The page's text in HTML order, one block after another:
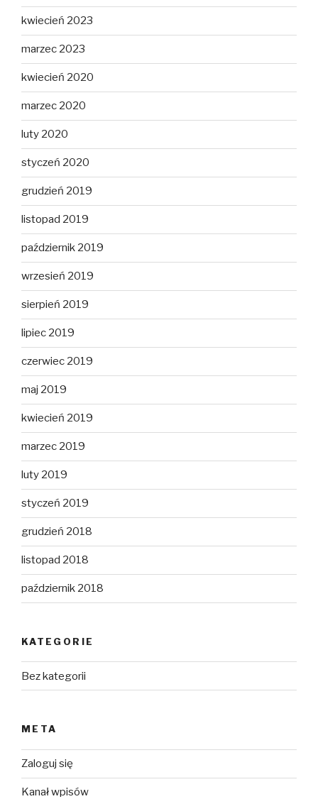
kwiecień 2023
marzec 2023
kwiecień 2020
marzec 2020
luty 2020
styczeń 2020
grudzień 2019
listopad 2019
październik 2019
wrzesień 2019
sierpień 2019
lipiec 2019
czerwiec 2019
maj 2019
kwiecień 2019
marzec 2019
luty 2019
styczeń 2019
grudzień 2018
listopad 2018
październik 2018
KATEGORIE
Bez kategorii
META
Zaloguj się
Kanał wpisów